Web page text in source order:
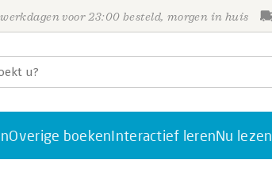
voor 23:00 besteld, morgen in huis
Overige boekenInteractief lerenNu lezen